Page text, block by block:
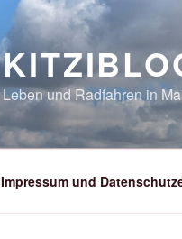
Leben und Radfahren in
Impressum und